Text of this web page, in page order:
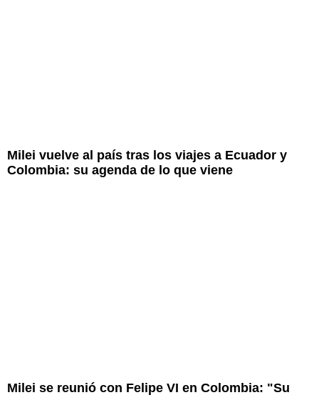
Milei vuelve al país tras los viajes a Ecuador y
Colombia: su agenda de lo que viene
Milei se reunió con Felipe VI en Colombia: "Su